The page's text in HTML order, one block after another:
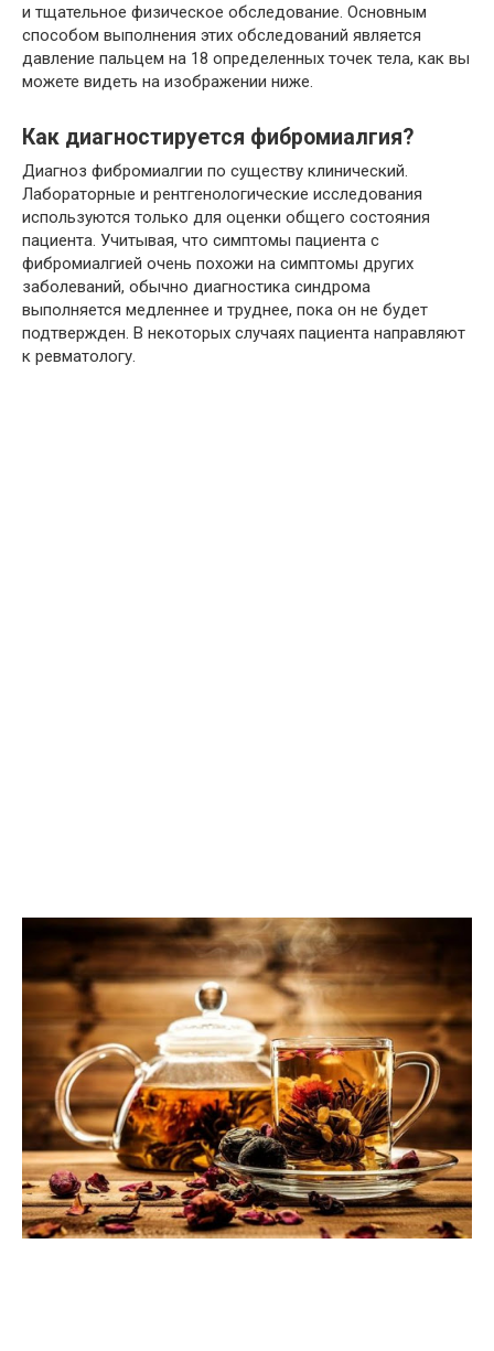
и тщательное физическое обследование. Основным
способом выполнения этих обследований является
давление пальцем на 18 определенных точек тела, как вы
можете видеть на изображении ниже.
Как диагностируется фибромиалгия?
Диагноз фибромиалгии по существу клинический.
Лабораторные и рентгенологические исследования
используются только для оценки общего состояния
пациента. Учитывая, что симптомы пациента с
фибромиалгией очень похожи на симптомы других
заболеваний, обычно диагностика синдрома
выполняется медленнее и труднее, пока он не будет
подтвержден. В некоторых случаях пациента направляют
к ревматологу.